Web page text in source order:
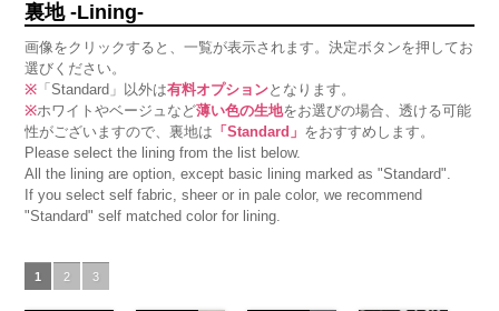
裏地 -Lining-
画像をクリックすると、一覧が表示されます。決定ボタンを押してお
選びください。
※ 「Standard」以外は有料オプションとなります。
※ホワイトやベージュなど薄い色の生地をお選びの場合、透ける可能
性がございますので、裏地は 「Standard」 をおすすめします。
Please select the lining from the list below.
All the lining are option, except basic lining marked as "Standard".
If you select self fabric, sheer or in pale color, we recommend
"Standard" self matched color for lining.
1 2 3